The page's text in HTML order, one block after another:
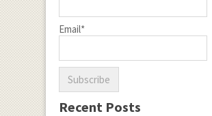
Email*
Recent Posts